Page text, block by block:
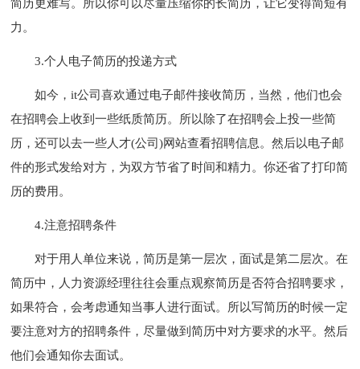
简历更难写。所以你可以尽量压缩你的长简历，让它变得简短有
力。
3.个人电子简历的投递方式
如今，it公司喜欢通过电子邮件接收简历，当然，他们也会
在招聘会上收到一些纸质简历。所以除了在招聘会上投一些简
历，还可以去一些人才(公司)网站查看招聘信息。然后以电子邮
件的形式发给对方，为双方节省了时间和精力。你还省了打印简
历的费用。
4.注意招聘条件
对于用人单位来说，简历是第一层次，面试是第二层次。在
简历中，人力资源经理往往会重点观察简历是否符合招聘要求，
如果符合，会考虑通知当事人进行面试。所以写简历的时候一定
要注意对方的招聘条件，尽量做到简历中对方要求的水平。然后
他们会通知你去面试。